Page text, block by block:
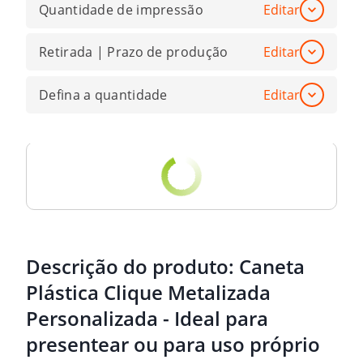
Quantidade de impressão Editar
Retirada | Prazo de produção Editar
Defina a quantidade Editar
Descrição do produto: Caneta
Plástica Clique Metalizada
Personalizada - Ideal para
presentear ou para uso próprio